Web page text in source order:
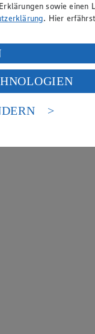
sowie einen
. Hier
Facebook und
49 Abs. 1 Satz 1 lit.
sieht die USA als
an. Es